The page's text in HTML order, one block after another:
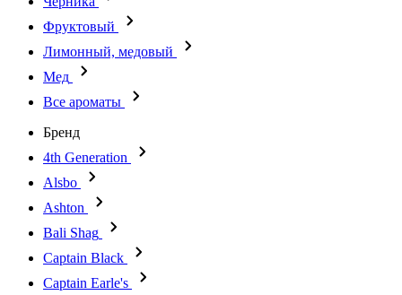
Фруктовый
Лимонный, медовый
Мед
Все ароматы
Бренд
4th Generation
Alsbo
Ashton
Bali Shag
Captain Black
Captain Earle's